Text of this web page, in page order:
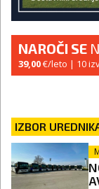
NAROČI SE
39,00€/leto | 10
IZBOR